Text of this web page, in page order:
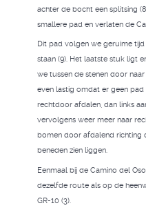
achter de bocht een splitsing
smallere pad en verlaten de
Dit pad volgen we geruime
staan (9). Het laatste stuk ligt
we tussen de stenen door
even lastig omdat er geen pad
rechtdoor afdalen, dan links
vervolgens weer meer naar
bomen door afdalend richting
beneden zien liggen.
Eenmaal bij de Camino del
dezelfde route als op de
GR-10 (3).